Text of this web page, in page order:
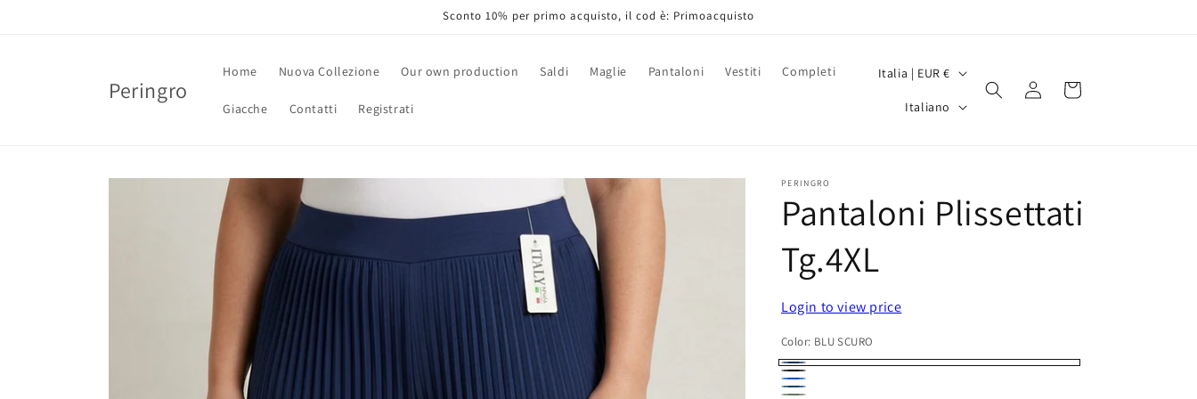
Sconto 10% per primo acquisto, il cod è: Primoacquisto
Peringro
Home Nuova Collezione Our own production Saldi Maglie Pantaloni Vestiti Completi
Giacche Contatti Registrati
/
A
r
a
g
e
Italia | EUR €
u
Italiano
Accedi Carrello
PERINGRO
Pantaloni Plissettati
Tg.4XL
Login to view price
Color: BLU SCURO
BLU
Nero
blu